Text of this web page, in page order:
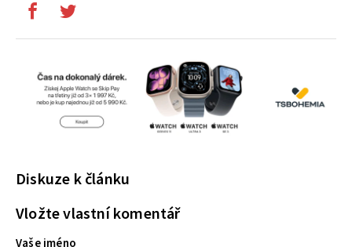
Diskuze k článku
Vložte vlastní komentář
Vaše jméno